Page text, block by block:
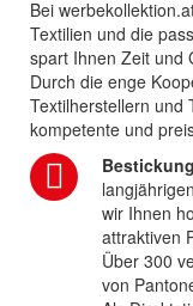
Bei
Textilien und die
spart Ihnen Zeit und
Durch die enge
Textilherstellern und
kompetente und
wir Ihnen
attraktiven
Über 300
von